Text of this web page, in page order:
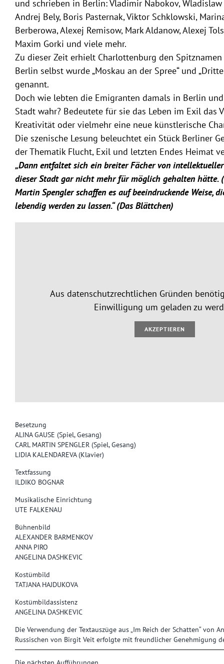
Besetzung
ALINA GAUSE (Spiel, Gesang)
CARL MARTIN SPENGLER (Spiel, Gesang)
LIDIA KALENDAREVA (Klavier)
Textfassung
ILDIKO BOGNAR
Musikalische Einrichtung
UTE FALKENAU
Bühnenbild
ALEXANDER BARMENKOV
ANNA PIRO
ANGELINA DASHKEVIC
Kostümbild
TATJANA HAJDUKOVA
Kostümbildassistenz
ANGELINA DASHKEVIC
Die Verwendung der Textauszüge aus „Im Reich der Schatten“ von
Russischen von Birgit Veit erfolgte mit freundlicher Genehmigung
und schrieben in Berlin: Vladimir Nabokov, Wladislaw
Andrej Bely, Boris Pasternak, Viktor Schklowski,
Berberowa, Alexej Remisow, Mark Aldanow, Alexej
Maxim Gorki und viele mehr.
Zu dieser Zeit erhielt Charlottenburg den Spitznamen
Berlin selbst wurde „Moskau an der Spree“ und
genannt.
Doch wie lebten die Emigranten damals in Berlin
Stadt wahr? Bedeutete für sie das Leben im Exil das
Kreativität oder vielmehr eine neue künstlerische
Die szenische Lesung beleuchtet ein Stück Berliner
der Thematik Flucht, Exil und letzten Endes Heimat
„Dann entfaltet sich ein breiter Fächer von
dieser Stadt gar nicht mehr für möglich gehalten hätte.
Martin Spengler schaffen es auf beeindruckende Weise,
lebendig werden zu lassen.“ (Das Blättchen)
Aus datenschutzrechtlichen Gründen
Einwilligung um geladen zu
AKZEPTIEREN